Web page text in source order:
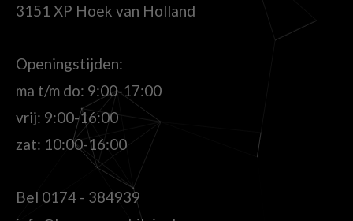
3151 XP Hoek van Holland
Openingstijden:
ma t/m do: 9:00-17:00
vrij: 9:00-16:00
zat: 10:00-16:00
Bel 0174 - 384939